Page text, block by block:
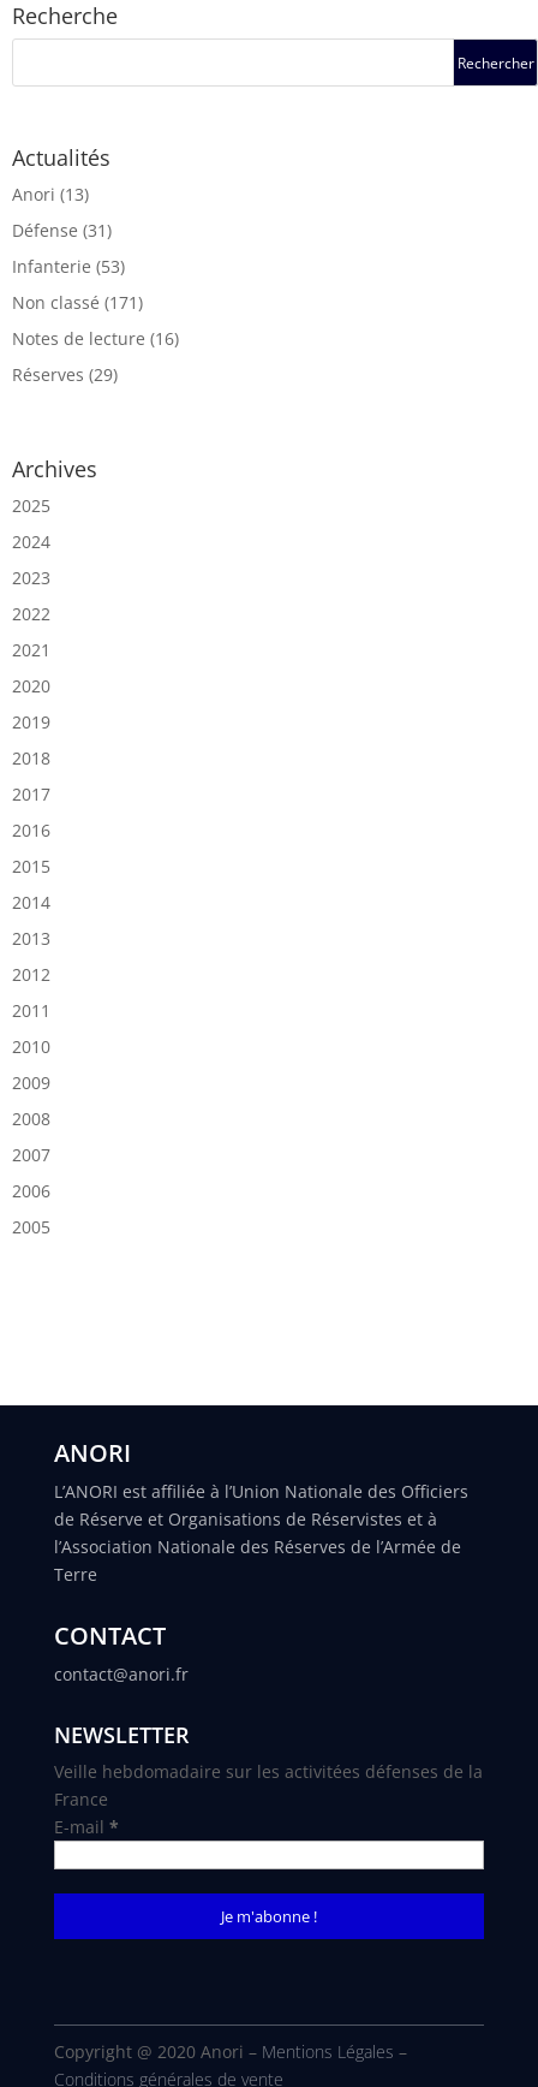
Recherche
Actualités
Anori (13)
Défense (31)
Infanterie (53)
Non classé (171)
Notes de lecture (16)
Réserves (29)
Archives
2025
2024
2023
2022
2021
2020
2019
2018
2017
2016
2015
2014
2013
2012
2011
2010
2009
2008
2007
2006
2005
ANORI
L’ANORI est affiliée à l’Union Nationale des Officiers
de Réserve et Organisations de Réservistes et à
l’Association Nationale des Réserves de l’Armée de
Terre
CONTACT
contact@anori.fr
NEWSLETTER
Veille hebdomadaire sur les activitées défenses de la
France
E-mail *
Copyright @ 2020 Anori – Mentions Légales –
Conditions générales de vente